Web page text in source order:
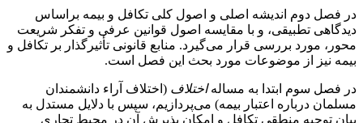
در فصل دوم اندیشه اصلی و اصول کلی تکافل و بیمه براساس
دیدگاهی تطبیقی، و با مقایسه اصول قوانین عرفی و تفکر شریعت
محور، مورد بررسی قرار می‌گیرد. منابع قانونی تأثیرگذار بر تکافل و
بیمه نیز از موضوعات مورد بحث این فصل است.
در فصل سوم ابتدا به مسالهاختلاف (اختلاف آراء دانشمندان
مسلمان درباره اعتبار بیمه) می‌پردازیم، سپس با دلایل مستدل به
بیان توجیه منطقی تکافل و امکان پذیرش آن در محیط تجاری